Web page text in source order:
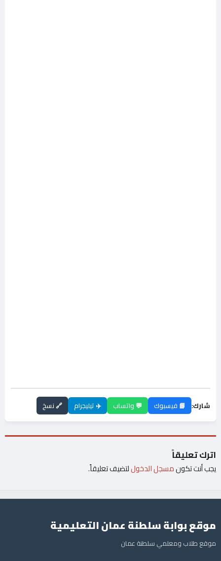
شارك: 📘 فيسبوك 💬 واتساب ✈️ تيليجرام 🔗 نسخ
اترك تعليقاً
يجب أنت تكونمسجل الدخوللتضيف تعليقاً.
موقع بوابة سلطنة عمان التعليمية
موقع طلاب ومعلمي سلطنة عمان